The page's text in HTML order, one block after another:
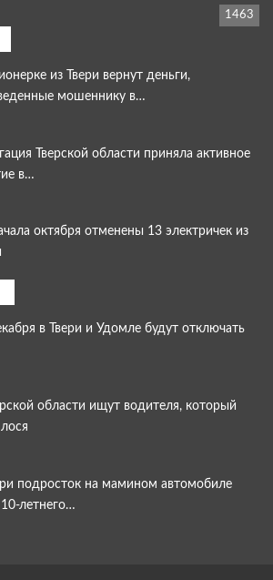
1463
из Твери вернут деньги,
мошеннику в…
Тверской области приняла активное
в…
октября отменены 13 электричек из
в Твери и Удомле будут отключать
области ищут водителя, который
подросток на мамином автомобиле
летнего…